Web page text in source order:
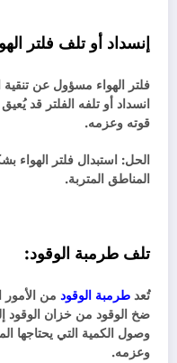
إنسداد أو تلف فلتر
فلتر الهواء مسؤول عن تنقية
انسداد أو تلفه الفلتر قد
قوته وعزمه.
الحل: استبدال فلتر الهواء
المناطق المتربة.
تلف طرمبة الوقود:
تُعد طرمبة الوقود من
ضخ الوقود من خزان الوقود
وصول الكمية التي يحتاجها
وعزمه.